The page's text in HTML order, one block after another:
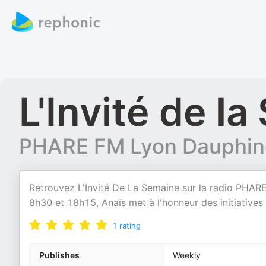
L'Invité de la
PHARE FM Lyon
Retrouvez L'Invité De La Semaine sur la radio
8h30 et 18h15, Anaïs met à l'honneur des
1 rating
Publishes Weekly